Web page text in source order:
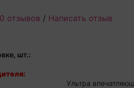
0 отзывов / Написать отзыв
шт.:
Ультра